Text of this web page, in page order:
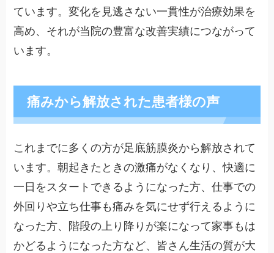
ています。変化を見逃さない一貫性が治療効果を
高め、それが当院の豊富な改善実績につながって
います。
痛みから解放された患者様の声
これまでに多くの方が足底筋膜炎から解放されて
います。朝起きたときの激痛がなくなり、快適に
一日をスタートできるようになった方、仕事での
外回りや立ち仕事も痛みを気にせず行えるように
なった方、階段の上り降りが楽になって家事もは
かどるようになった方など、皆さん生活の質が大